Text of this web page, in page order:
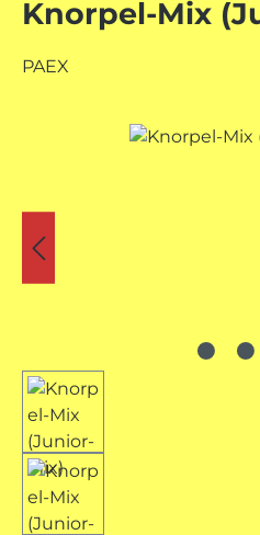
Knorpel-Mix
PAEX
Bildergalerie überspringen